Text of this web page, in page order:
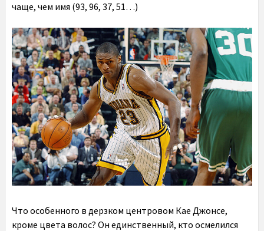
чаще, чем имя (93, 96, 37, 51…)
Что особенного в дерзком центровом Кае Джонсе,
кроме цвета волос? Он единственный, кто осмелился